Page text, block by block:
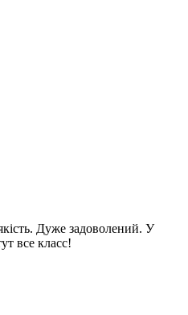
Дуже задоволений. У
все класс!